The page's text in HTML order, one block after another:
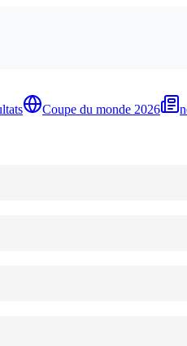
Coupe du monde 2026